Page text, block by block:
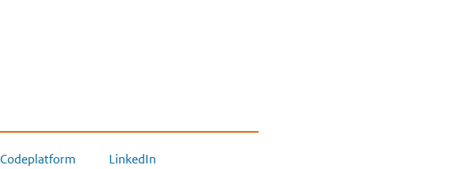
Codeplatform LinkedIn